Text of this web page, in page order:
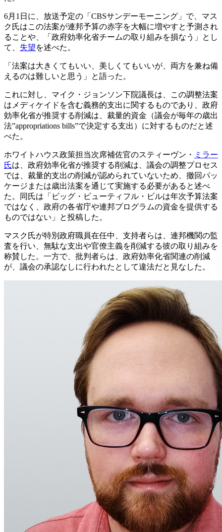
6月1日に、放送予定の「CBSサンデーモーニング」で、マス
ク氏はこの法案が連邦予算の赤字を大幅に増やすと予測され
ることや、「政府効率化省チームの取り組みを損なう」とし
て、 失望を述べた。
「法案は大きくてもいい、美しくてもいいが、両方を兼ね備
えるのは難しいと思う」と語った。
これに対し、マイク・ジョンソン下院議長は、この調整法案
はメディケイドを含む義務的支出に関するものであり、政府
効率化省が推奨する削減は、裁量的資金（議会が毎年の歳出
法”appropriations bills”で決定する支出）に対するものだと述
べた。
ホワイトハウス政策担当次席補佐官のスティーヴン・ ミラー
氏は、政府効率化省が推奨する削減は、議会の調整プロセス
では、裁量的支出の削減が認められていないため、撤回パッ
ケージまたは歳出法案を通じて実施する必要があると述べ
た。同氏は「ビッグ・ビューティフル・ビルは年次予算法案
ではなく、政府の各省庁や連邦プログラムの資金を提供する
ものではない」と投稿した。
マスク氏が特別政府職員在任中、支持者らは、連邦機関の監
査を行い、無駄な支出や官僚主義を削減する彼の取り組みを
称賛した。一方で、批判者らは、政府効率化省関連の削減
が、議会の承認なしに行われたとして違法だと見なした。